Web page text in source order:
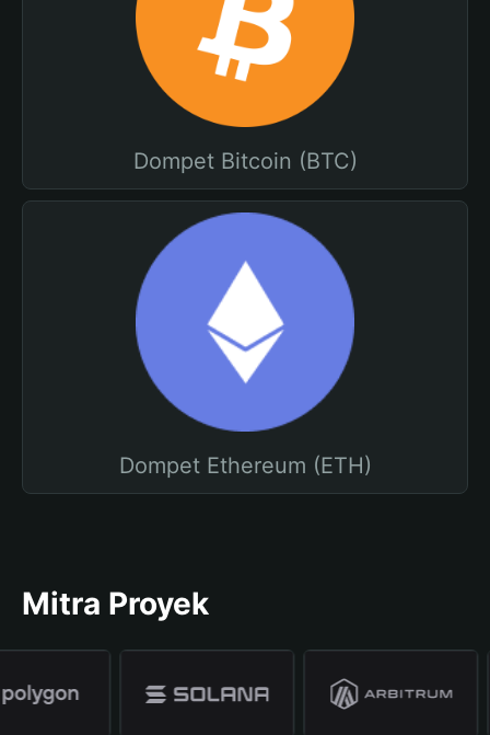
Dompet Bitcoin (BTC)
Dompet Ethereum (ETH)
Mitra Proyek